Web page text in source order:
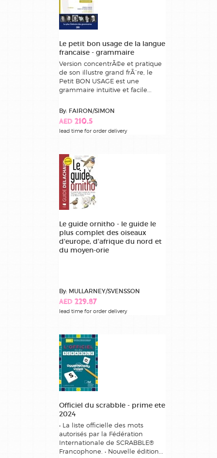
Le petit bon usage de la langue
francaise - grammaire
Version concentrÃ©e et pratique
de son illustre grand frÃ¨re, le
Petit BON USAGE est une
grammaire intuitive et facile...
By: FAIRON/SIMON
AED 210.5
lead time for order delivery
Le guide ornitho - le guide le
plus complet des oiseaux
d'europe, d'afrique du nord et
du moyen-orie
By: MULLARNEY/SVENSSON
AED 229.87
lead time for order delivery
Officiel du scrabble - prime ete
2024
• La liste officielle des mots
autorisés par la Fédération
Internationale de SCRABBLE®
Francophone. • Nouvelle édition...